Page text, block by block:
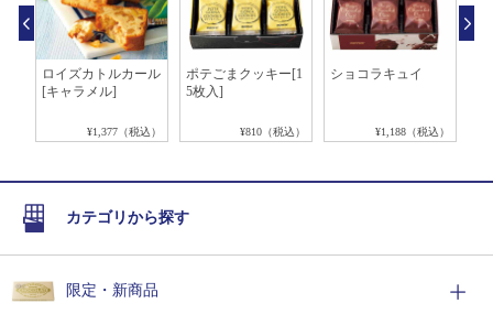
ロイズカトルカール
[キャラメル]
¥1,377（税込）
ポテごまクッキー[1
5枚入]
¥810（税込）
ショコラキュイ
¥1,188（税込）
カテゴリから探す
限定・新商品